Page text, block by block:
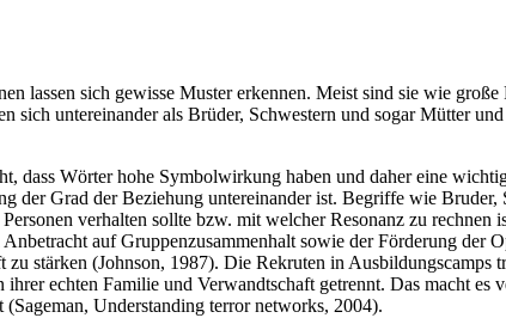
lassen sich gewisse Muster erkennen. Meist sind sie wie
sich untereinander als Brüder, Schwestern und sogar Mütter
dass Wörter hohe Symbolwirkung haben und daher eine
der Grad der Beziehung untereinander ist. Begriffe wie
verhalten sollte bzw. mit welcher Resonanz zu
auf Gruppenzusammenhalt sowie der Förderung
stärken (Johnson, 1987). Die Rekruten in
echten Familie und Verwandtschaft getrennt. Das macht
Understanding terror networks, 2004).